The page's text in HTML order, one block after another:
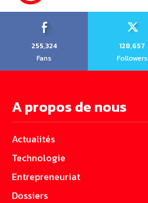
255,324
Fans
128,657
Followers
A propos de nous
Actualités
Technologie
Entrepreneuriat
Dossiers